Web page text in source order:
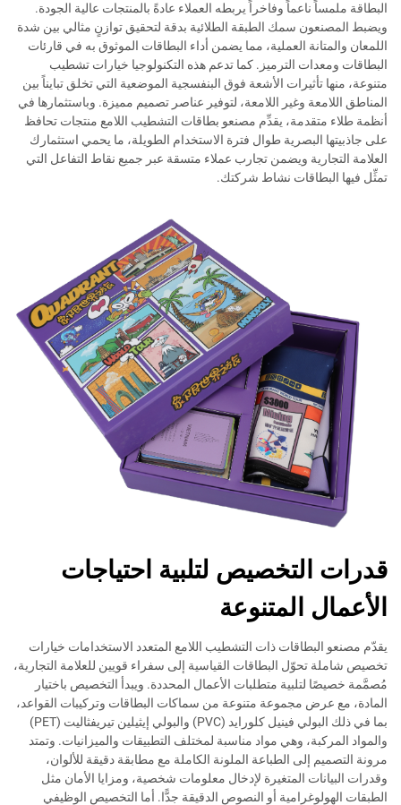
البطاقة ملمساً ناعماً وفاخراً يربطه العملاء عادةً بالمنتجات عالية الجودة.
ويضبط المصنعون سمك الطبقة الطلائية بدقة لتحقيق توازنٍ مثالي بين شدة
اللمعان والمتانة العملية، مما يضمن أداء البطاقات الموثوق به في قارئات
البطاقات ومعدات الترميز. كما تدعم هذه التكنولوجيا خيارات تشطيب
متنوعة، منها تأثيرات الأشعة فوق البنفسجية الموضعية التي تخلق تبايناً بين
المناطق اللامعة وغير اللامعة، لتوفير عناصر تصميم مميزة. وباستثمارها في
أنظمة طلاء متقدمة، يقدِّم مصنعو بطاقات التشطيب اللامع منتجات تحافظ
على جاذبيتها البصرية طوال فترة الاستخدام الطويلة، ما يحمي استثمارك
العلامة التجارية ويضمن تجارب عملاء متسقة عبر جميع نقاط التفاعل التي
تمثِّل فيها البطاقات نشاط شركتك.
قدرات التخصيص لتلبية احتياجات
الأعمال المتنوعة
يقدّم مصنعو البطاقات ذات التشطيب اللامع المتعدد الاستخدامات خيارات
تخصيص شاملة تحوّل البطاقات القياسية إلى سفراء قويين للعلامة التجارية،
مُصمَّمة خصيصًا لتلبية متطلبات الأعمال المحددة. ويبدأ التخصيص باختيار
المادة، مع عرض مجموعة متنوعة من سماكات البطاقات وتركيبات القواعد،
بما في ذلك البولي فينيل كلورايد (PVC) والبولي إيثيلين تيريفثاليت (PET)
والمواد المركبة، وهي مواد مناسبة لمختلف التطبيقات والميزانيات. وتمتد
مرونة التصميم إلى الطباعة الملونة الكاملة مع مطابقة دقيقة للألوان،
وقدرات البيانات المتغيرة لإدخال معلومات شخصية، ومزايا الأمان مثل
الطبقات الهولوغرامية أو النصوص الدقيقة جدًّا. أما التخصيص الوظيفي